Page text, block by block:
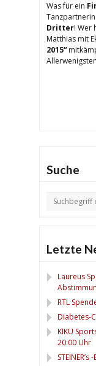
Was für ein
Tanzpartnerin
Dritter! Wer
Matthias mit
2015“
Suche
Letzte
Laureus
RTL
Diabetes-
KIKU
20:00 Uhr